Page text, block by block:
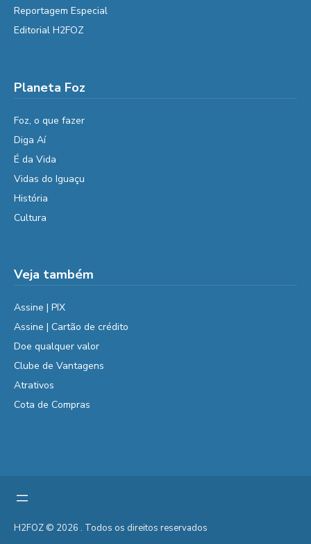
Reportagem Especial
Editorial H2FOZ
Planeta Foz
Foz, o que fazer
Diga Aí
É da Vida
Vidas do Iguaçu
História
Cultura
Veja também
Assine | PIX
Assine | Cartão de crédito
Doe qualquer valor
Clube de Vantagens
Atrativos
Cota de Compras
H2FOZ © 2026 . Todos os direitos reservados